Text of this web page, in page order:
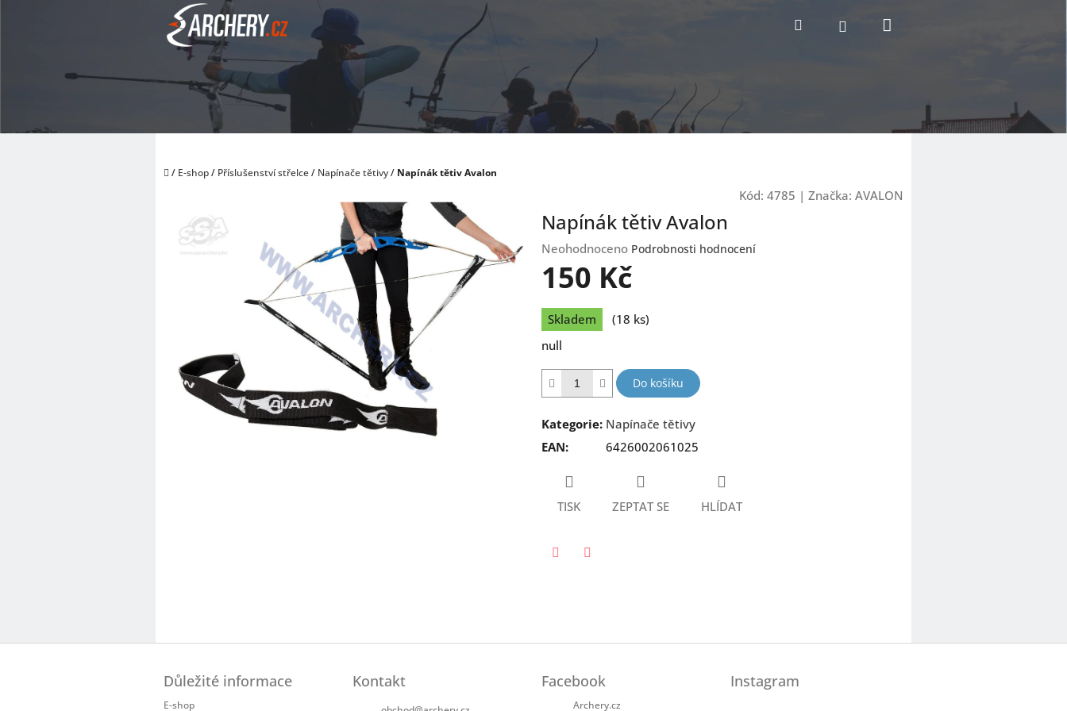
Hledat Přihlášení
Domů
/ E-shop/ Příslušenství střelce/ Napínače tětivy/ Napínák tětiv Avalon
Kód: 4785 | Značka: AVALON
Napínák tětiv Avalon
Průměrné
hodnocení
produktu
0,0
z
5
Neohodnoceno Podrobnosti hodnocení
150 Kč
Měrná
cena:
Skladem
(18 ks)
null
Do košíku
Kategorie: Napínače tětivy
EAN: 6426002061025
TISK ZEPTAT SE HLÍDAT
Důležité informace
E-shop
Kontakt Facebook
Archery.cz
Instagram